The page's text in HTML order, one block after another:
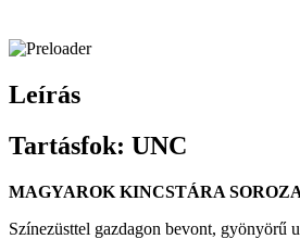
Leírás
Tartásfok: UNC
MAGYAROK KINCSTÁRA
Színezüsttel gazdagon bevont, gyönyörű